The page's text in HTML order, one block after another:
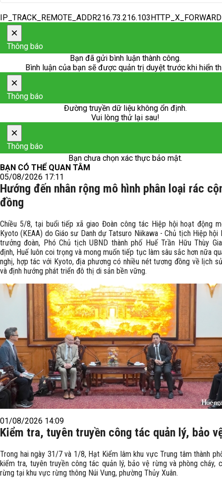
×
Thông báo
Bạn đã gửi bình luận thành công.
Bình luận của bạn sẽ được quản trị duyệt trước khi hiển
×
Thông báo
Đường truyền dữ liệu không ổn định.
Vui lòng thử lại sau!
×
Thông báo
Bạn chưa chọn xác thực bảo mật.
BẠN CÓ THỂ QUAN TÂM
05/08/2026 17:11
Hướng đến nhân rộng mô hình phân loại rác
đồng
Chiều 5/8, tại buổi tiếp xã giao Đoàn công tác Hiệp hội hoạt động
Kyoto (KEAA) do Giáo sư Danh dự Tatsuro Niikawa - Chủ tịch Hiệp hội
trưởng đoàn, Phó Chủ tịch UBND thành phố Huế Trần Hữu Thùy
định, Huế luôn coi trọng và mong muốn tiếp tục làm sâu sắc hơn nữa
nghị, hợp tác với Kyoto, địa phương có nhiều nét tương đồng về lịch
và định hướng phát triển đô thị di sản bền vững.
01/08/2026 14:09
Kiểm tra, tuyên truyền công tác quản lý, bảo
Trong hai ngày 31/7 và 1/8, Hạt Kiểm lâm khu vực Trung tâm thành
kiểm tra, tuyên truyền công tác quản lý, bảo vệ rừng và phòng cháy,
rừng tại khu vực rừng thông Núi Vung, phường Thủy Xuân.